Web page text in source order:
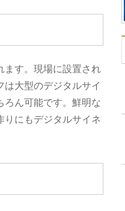
ます。現場に設置され
大型のデジタルサイ
ろん可能です。鮮明な
りにもデジタルサイネ